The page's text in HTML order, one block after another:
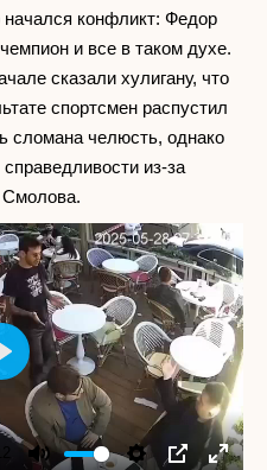
конфликт: Федор
и все в таком духе.
сказали хулигану, что
спортсмен распустил
сломана челюсть, однако
из-за
Смолова.
Play